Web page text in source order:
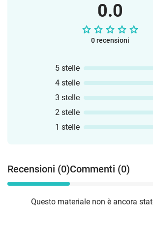
0.0
0 recensioni
5 stelle
4 stelle
3 stelle
2 stelle
1 stelle
Recensioni (0)Commenti (0)
Questo materiale non è ancora